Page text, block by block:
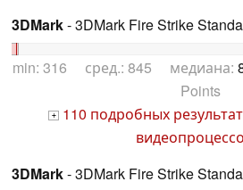
3DMark- 3DMark Fire Strike
min: 316 сред.: 845 медиана:
Points
+ 110 подробных
3DMark- 3DMark Fire Strike